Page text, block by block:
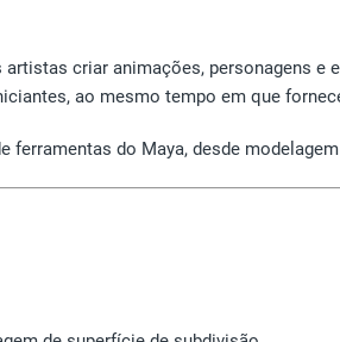
criar animações, personagens
ao mesmo tempo em que
ferramentas do Maya, desde